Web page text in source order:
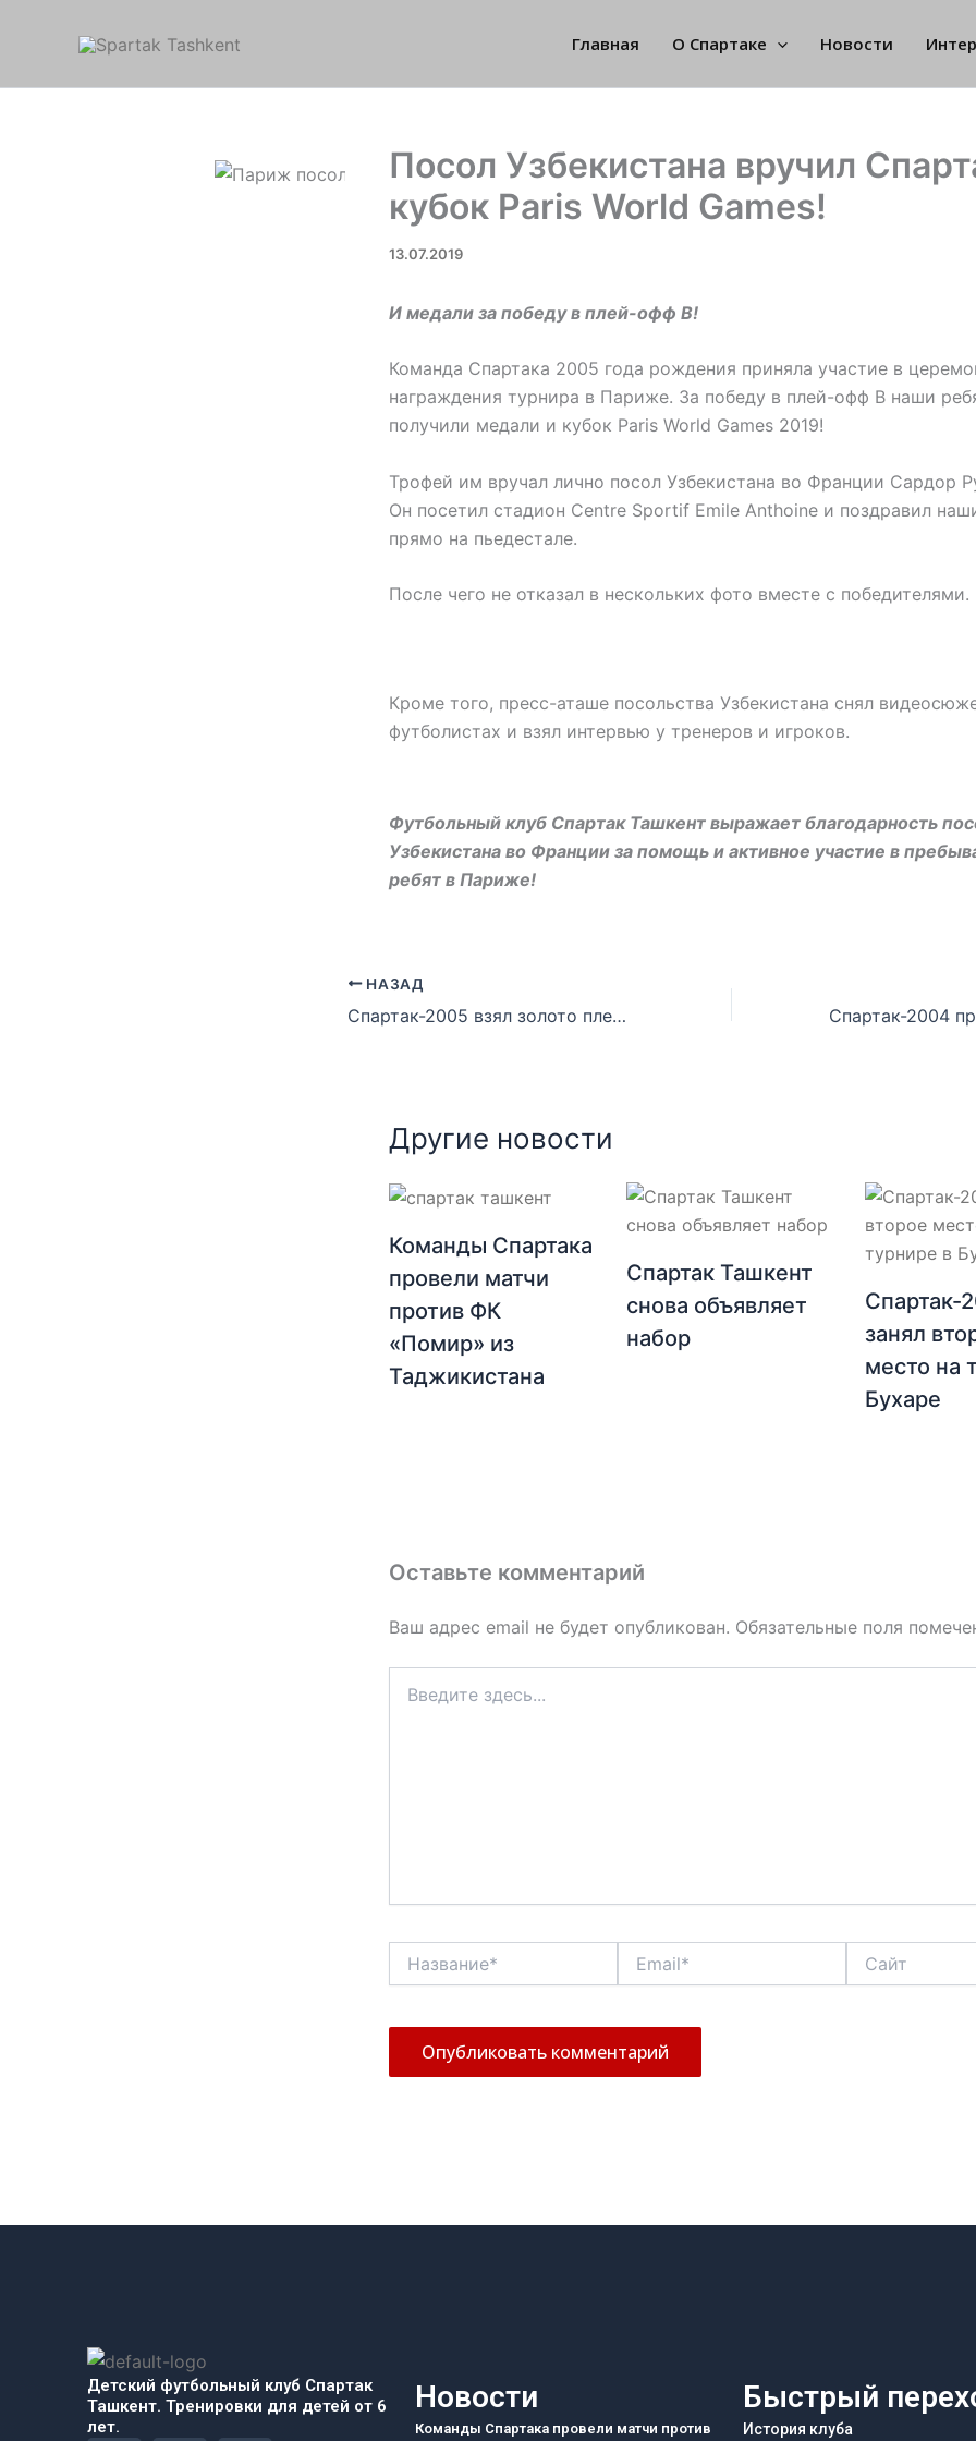
Главная О Спартаке Новости
Посол Узбекистана вручил
кубок Paris World Games!
13.07.2019
И медали за победу в плей-офф В!
Команда Спартака 2005 года рождения приняла участие в
награждения турнира в Париже. За победу в плей-офф В наши
получили медали и кубок Paris World Games 2019!
Трофей им вручал лично посол Узбекистана во Франции Сардор
Он посетил стадион Centre Sportif Emile Anthoine и поздравил
прямо на пьедестале.
После чего не отказал в нескольких фото вместе с победителями.
Кроме того, пресс-аташе посольства Узбекистана снял
футболистах и взял интервью у тренеров и игроков.
Футбольный клуб Спартак Ташкент выражает благодарность
Узбекистана во Франции за помощь и активное участие в
ребят в Париже!
НАЗАД
Спартак-2005 взял золото плей-офф В в Париже!
Другие новости
Команды Спартака
провели матчи
против ФК
«Помир» из
Таджикистана
Спартак Ташкент
снова объявляет
набор
Спартак-
занял
место на
Бухаре
Оставьте комментарий
Ваш адрес email не будет опубликован. Обязательные поля
здесь...
Детский футбольный клуб Спартак
Ташкент. Тренировки для детей от 6
лет.
Новости
Команды Спартака провели матчи против
Быстрый
История клуба